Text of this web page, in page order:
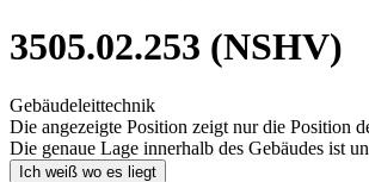
3505.02.253 (NSHV)
Gebäudeleittechnik
Die angezeigte Position zeigt nur die Position
Die genaue Lage innerhalb des Gebäudes ist
Ich weiß wo es liegt